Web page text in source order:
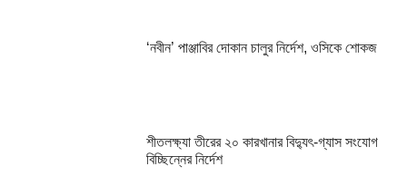
‘নবীন’ পাঞ্জাবির দোকান চালুর নির্দেশ, ওসিকে শোকজ
শীতলক্ষ্যা তীরের ২০ কারখানার বিদ্যুৎ-গ্যাস সংযোগ
বিচ্ছিন্নের নির্দেশ